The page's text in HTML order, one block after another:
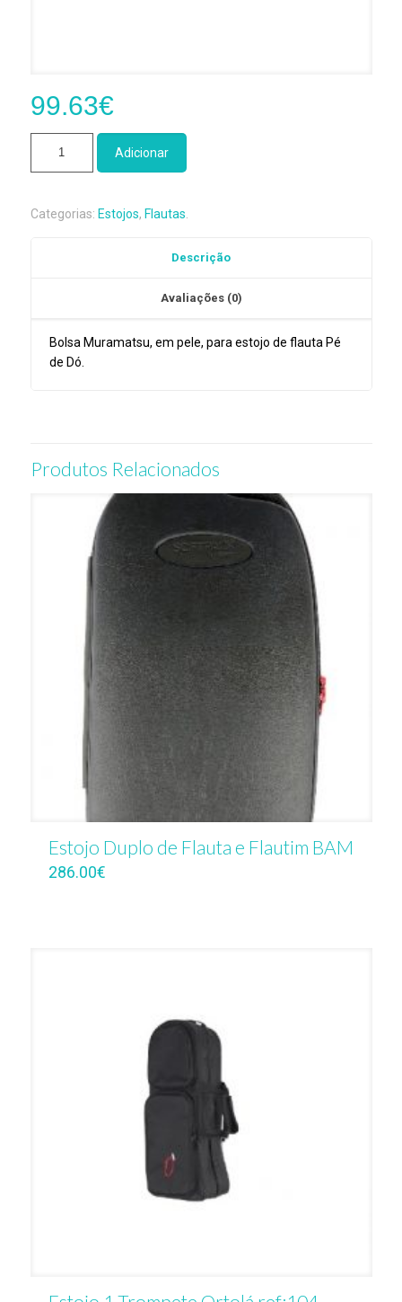
99.63€
Muramatsu/Pele
Adicionar
Categorias: Estojos, Flautas
Descrição
Avaliações (0)
Bolsa Muramatsu, em pele, para estojo de flauta Pé
de Dó.
Produtos Relacionados
Estojo Duplo de Flauta e Flautim BAM
286.00€